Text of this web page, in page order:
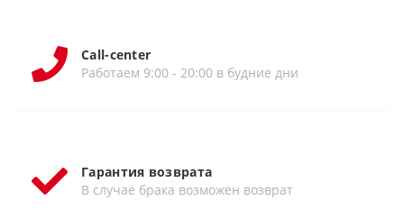
Call-center
Работаем 9:00 - 20:00 в будние дни
Гарантия возврата
В случае брака возможен возврат